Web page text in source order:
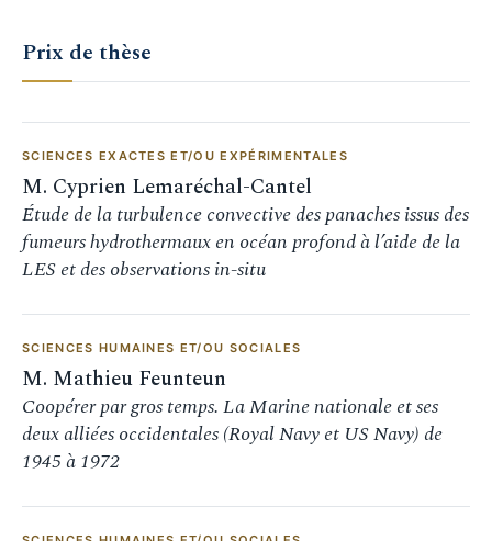
Prix de thèse
SCIENCES EXACTES ET/OU EXPÉRIMENTALES
M. Cyprien Lemaréchal-Cantel
Étude de la turbulence convective des panaches issus des
fumeurs hydrothermaux en océan profond à l’aide de la
LES et des observations in-situ
SCIENCES HUMAINES ET/OU SOCIALES
M. Mathieu Feunteun
Coopérer par gros temps. La Marine nationale et ses
deux alliées occidentales (Royal Navy et US Navy) de
1945 à 1972